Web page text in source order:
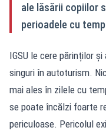
ale lăsării copiilor
perioadele cu
IGSU le cere părinților
singuri în autoturism.
mai ales în zilele cu
se poate încălzi foarte
periculoase. Pericolul